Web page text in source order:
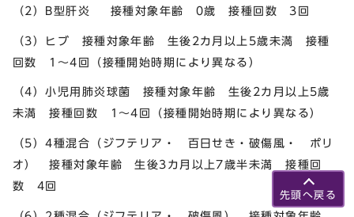
（2）B型肝炎 接種対象年齢 0歳 接種回数 3回
（3）ヒブ 接種対象年齢 生後2カ月以上5歳未満 接種
回数 1～4回（接種開始時期により異なる）
（4）小児用肺炎球菌 接種対象年齢 生後2カ月以上5歳
未満 接種回数 1～4回（接種開始時期により異なる）
（5）4種混合（ジフテリア・ 百日せき・破傷風・ ポリ
オ） 接種対象年齢 生後3カ月以上7歳半未満 接種回
数 4回
先頭へ戻る